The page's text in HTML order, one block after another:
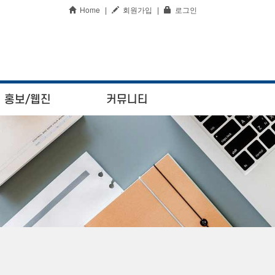
Home | 회원가입 | 로그인
홍보/웹진 커뮤니티